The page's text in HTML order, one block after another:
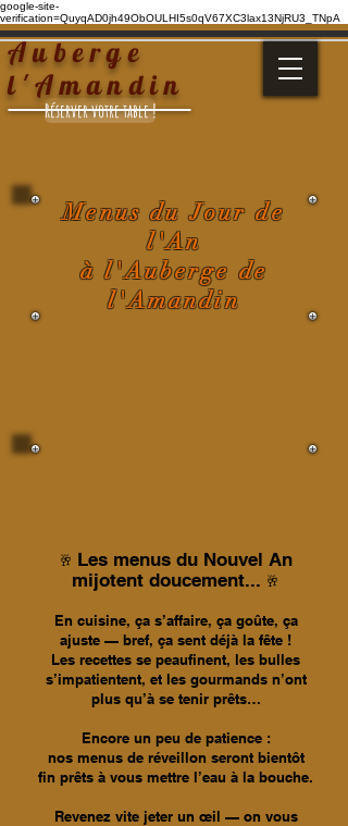
google-site-
verification=QuyqAD0jh49ObOULHI5s0qV67XC3lax13NjRU3_TNpA
Auberge
l'Amandin
Réserver votre table !
Menus du Jour de
l'An
à l'Auberge de
l'Amandin
🥂 Les menus du Nouvel An
mijotent doucement... 🥂
En cuisine, ça s’affaire, ça goûte, ça
ajuste — bref, ça sent déjà la fête !
Les recettes se peaufinent, les bulles
s’impatientent, et les gourmands n’ont
plus qu’à se tenir prêts…
Encore un peu de patience :
nos menus de réveillon seront bientôt
fin prêts à vous mettre l’eau à la bouche.
Revenez vite jeter un œil — on vous